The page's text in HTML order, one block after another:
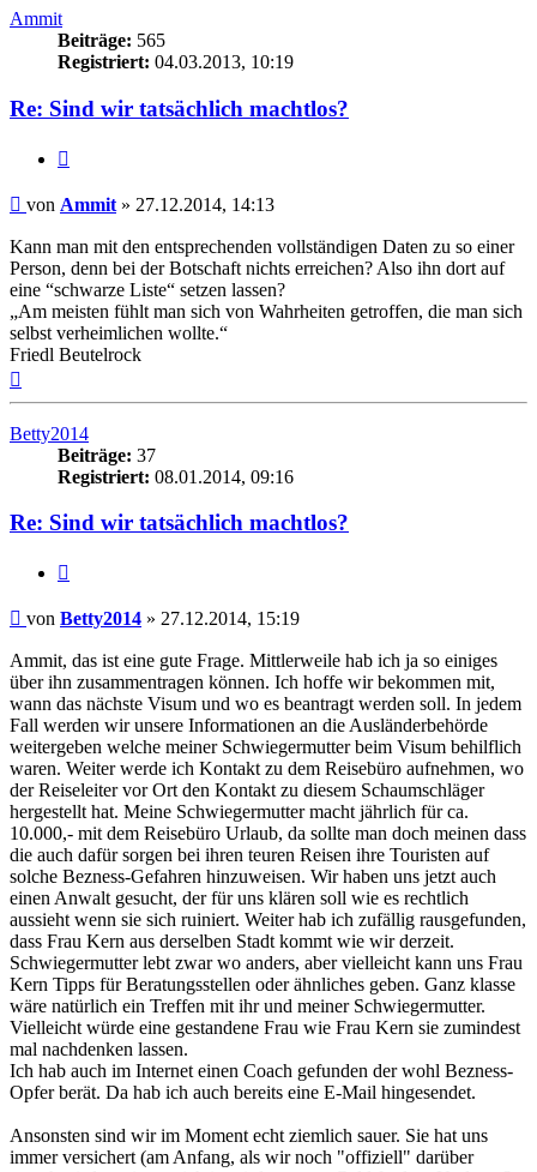
Ammit
Beiträge: 565
Registriert: 04.03.2013, 10:19
Re: Sind wir tatsächlich machtlos?
Beitrag
von Ammit » 27.12.2014, 14:13
Kann man mit den entsprechenden vollständigen Daten zu so einer
Person, denn bei der Botschaft nichts erreichen? Also ihn dort auf
eine “schwarze Liste“ setzen lassen?
„Am meisten fühlt man sich von Wahrheiten getroffen, die man sich
selbst verheimlichen wollte.“
Friedl Beutelrock
Betty2014
Beiträge: 37
Registriert: 08.01.2014, 09:16
Re: Sind wir tatsächlich machtlos?
Beitrag
von Betty2014 » 27.12.2014, 15:19
Ammit, das ist eine gute Frage. Mittlerweile hab ich ja so einiges
über ihn zusammentragen können. Ich hoffe wir bekommen mit,
wann das nächste Visum und wo es beantragt werden soll. In jedem
Fall werden wir unsere Informationen an die Ausländerbehörde
weitergeben welche meiner Schwiegermutter beim Visum behilflich
waren. Weiter werde ich Kontakt zu dem Reisebüro aufnehmen, wo
der Reiseleiter vor Ort den Kontakt zu diesem Schaumschläger
hergestellt hat. Meine Schwiegermutter macht jährlich für ca.
10.000,- mit dem Reisebüro Urlaub, da sollte man doch meinen dass
die auch dafür sorgen bei ihren teuren Reisen ihre Touristen auf
solche Bezness-Gefahren hinzuweisen. Wir haben uns jetzt auch
einen Anwalt gesucht, der für uns klären soll wie es rechtlich
aussieht wenn sie sich ruiniert. Weiter hab ich zufällig rausgefunden,
dass Frau Kern aus derselben Stadt kommt wie wir derzeit.
Schwiegermutter lebt zwar wo anders, aber vielleicht kann uns Frau
Kern Tipps für Beratungsstellen oder ähnliches geben. Ganz klasse
wäre natürlich ein Treffen mit ihr und meiner Schwiegermutter.
Vielleicht würde eine gestandene Frau wie Frau Kern sie zumindest
mal nachdenken lassen.
Ich hab auch im Internet einen Coach gefunden der wohl Bezness-
Opfer berät. Da hab ich auch bereits eine E-Mail hingesendet.
Ansonsten sind wir im Moment echt ziemlich sauer. Sie hat uns
immer versichert (am Anfang, als wir noch "offiziell" darüber